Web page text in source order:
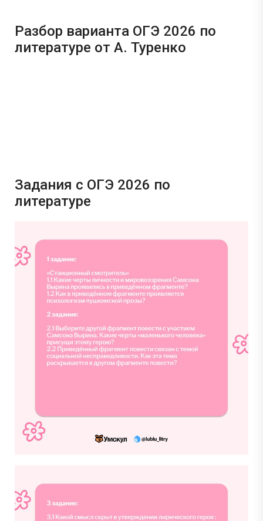
Разбор варианта ОГЭ 2026 по
литературе от А. Туренко
Задания с ОГЭ 2026 по
литературе